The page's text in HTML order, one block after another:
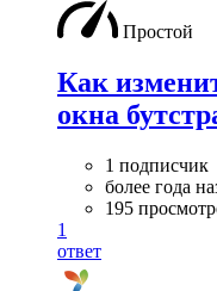
Простой
Как
окна
1 подписчик
более года
195
1
ответ